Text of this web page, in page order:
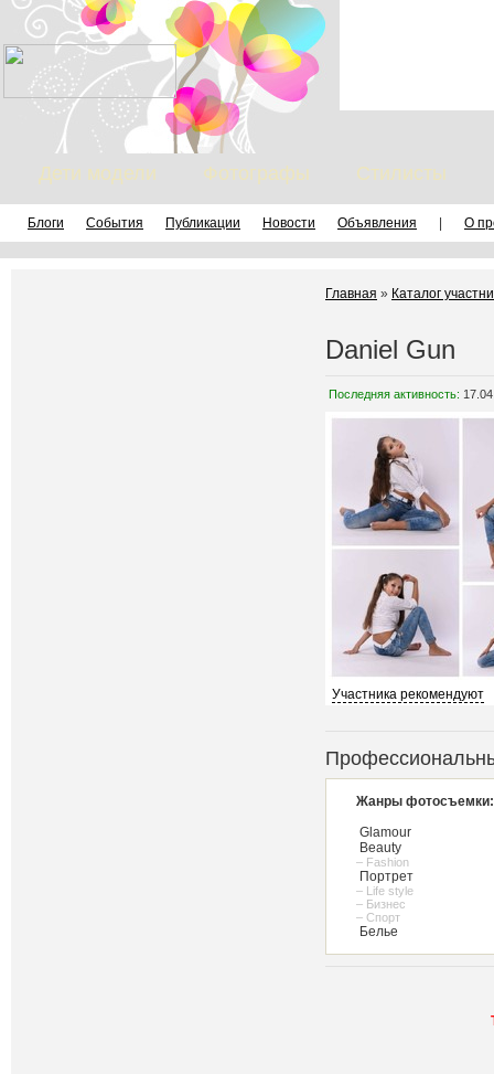
Дети модели Фотографы Стилисты
Блоги События Публикации Новости Объявления О
Главная » Каталог
Daniel Gun
Последняя активность:
Участника рекомендуют
Жанры фотосъемки:
Glamour
Beauty
– Fashion
Портрет
– Life style
– Бизнес
– Спорт
Белье